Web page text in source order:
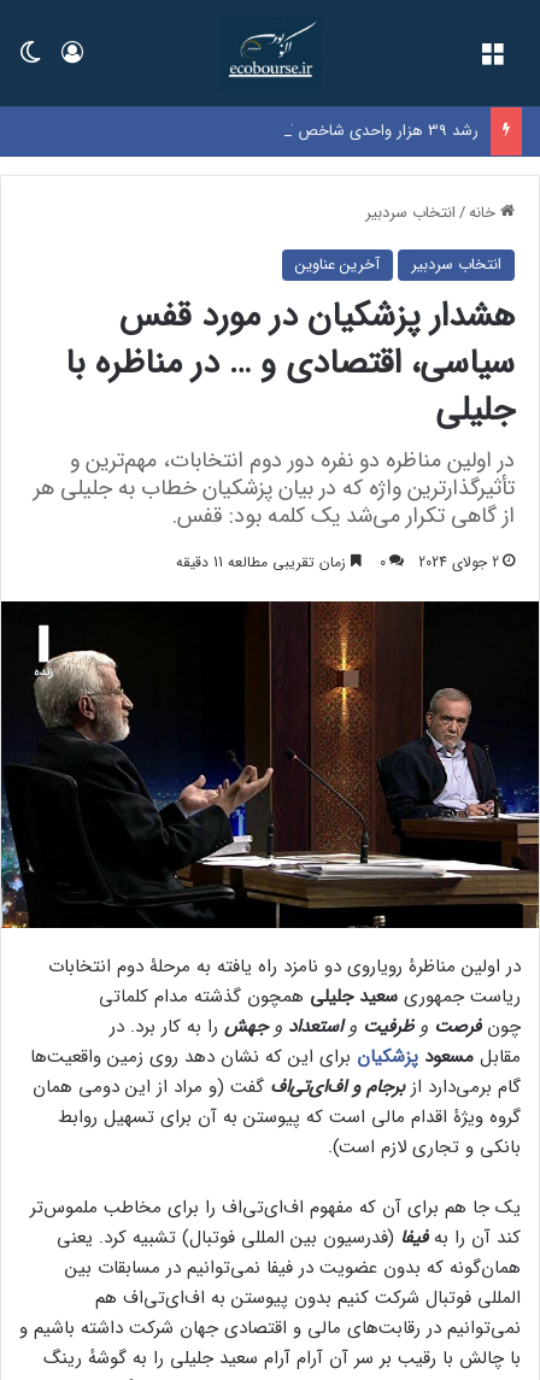
ورود
خانه/انتخاب سردبیر
انتخاب سردبیر آخرین عناوین
هشدار پزشکیان در مورد قفس
سیاسی، اقتصادی و … در مناظره با
جلیلی
در اولین مناظره دو نفره دور دوم انتخابات، مهم‌ترین و
تأثیرگذارترین واژه که در بیان پزشکیان خطاب به جلیلی هر
از گاهی تکرار می‌شد یک کلمه بود: قفس.
2 جولای 2024 0 زمان تقریبی مطالعه 11 دقیقه
در اولین مناظرۀ رویاروی دو نامزد راه یافته به مرحلۀ دوم انتخابات
ریاست جمهوری سعید جلیلی همچون گذشته مدام کلماتی
چونفرصت وظرفیت واستعداد وجهش را به کار برد. در
مقابل مسعود پزشکیان برای این که نشان دهد روی زمین واقعیت‌ها
گام برمی‌دارد ازبرجام و اف‌ای‌تی‌اف گفت (و مراد از این دومی همان
گروه ویژۀ اقدام مالی است که پیوستن به آن برای تسهیل روابط
بانکی و تجاری لازم است).
یک جا هم برای آن که مفهوم اف‌ای‌تی‌اف را برای مخاطب ملموس‌تر
کند آن را بهفیفا (فدرسیون بین المللی فوتبال) تشبیه کرد. یعنی
همان‌گونه که بدون عضویت در فیفا نمی‌توانیم در مسابقات بین
المللی فوتبال شرکت کنیم بدون پیوستن به اف‌ای‌تی‌اف هم
نمی‌توانیم در رقابت‌های مالی و اقتصادی جهان شرکت داشته باشیم و
با چالش با رقیب بر سر آن آرام آرام سعید جلیلی را به گوشهٔ‌ رینگ